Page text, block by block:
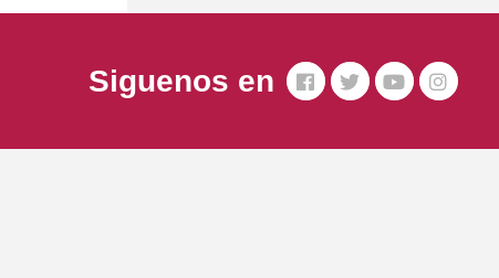
Siguenos en